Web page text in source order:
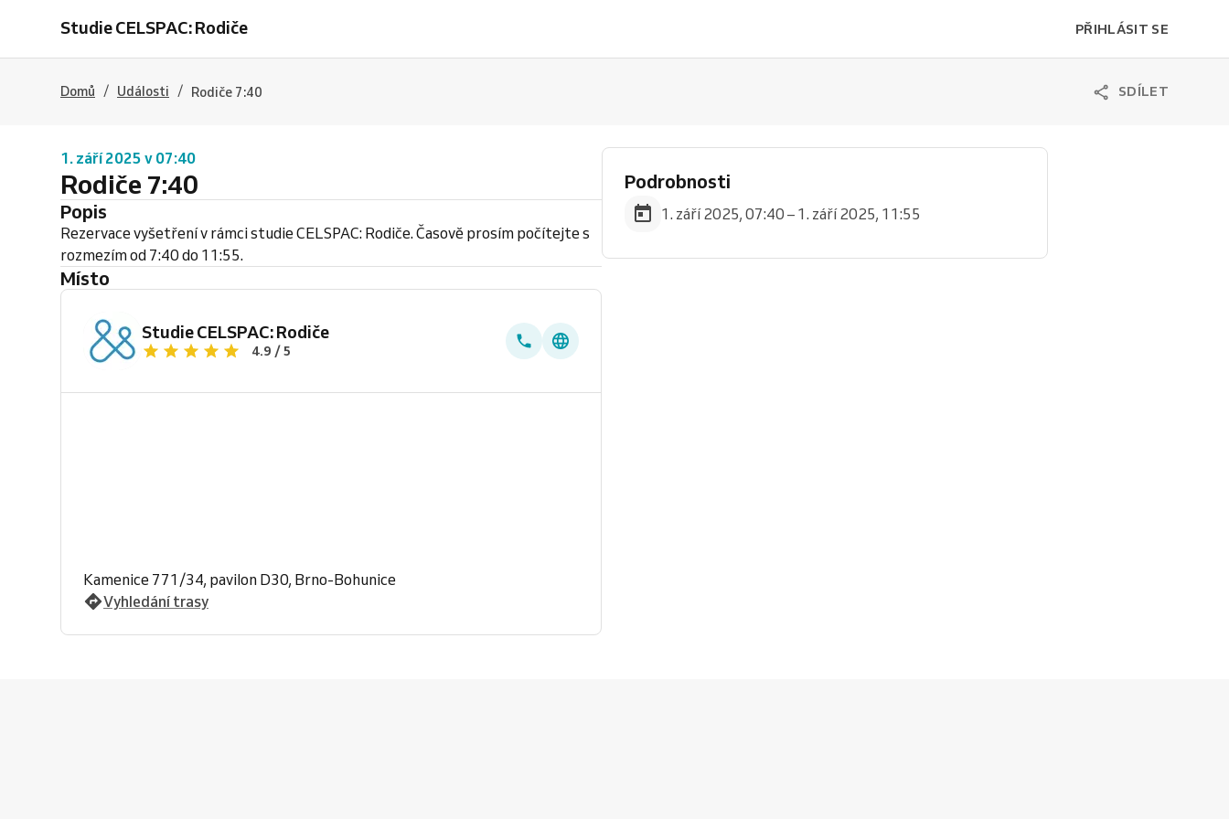
Studie CELSPAC: Rodiče PŘIHLÁSIT SE
Domů / Události / Rodiče 7:40 SDÍLET
1. září 2025 v 07:40
Rodiče 7:40
Popis
Rezervace vyšetření v rámci studie CELSPAC: Rodiče. Časově prosím počítejte s
rozmezím od 7:40 do 11:55.
Místo
Studie CELSPAC: Rodiče
4.9 / 5
Kamenice 771/34, pavilon D30, Brno-Bohunice
Vyhledání trasy
Podrobnosti
1. září 2025, 07:40 – 1. září 2025, 11:55